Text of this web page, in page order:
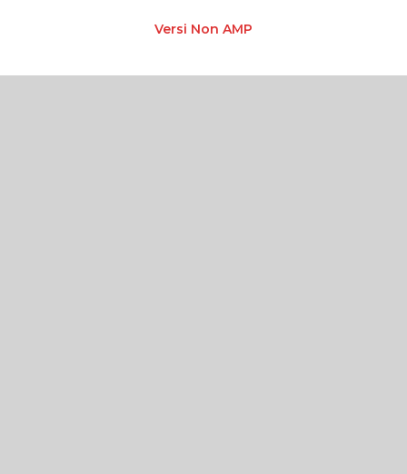
Versi Non AMP